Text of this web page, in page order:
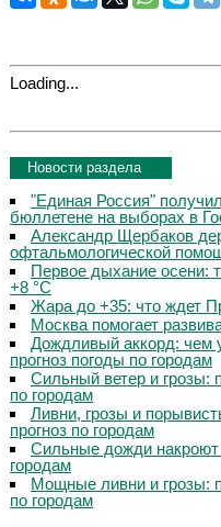
Loading...
Новости раздела
"Единая Россия"
бюллетене на выборах в
Александр Щербаков
офтальмологической
Первое дыхание осени:
+8 °C
Жара до +35: что ждет
Москва помогает
Дождливый аккорд: чем
прогноз погоды по городам
Сильный ветер и грозы:
по городам
Ливни, грозы и
прогноз по городам
Сильные дожди
городам
Мощные ливни и грозы:
по городам